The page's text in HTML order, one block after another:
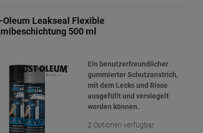
Oleum Leakseal Flexible
500 ml
Ein benutzerfreundlicher
gummierter Schutzanstrich,
mit dem Lecks und Risse
ausgefüllt und versiegelt
werden können.
2 Optionen verfügbar